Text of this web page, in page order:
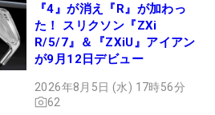
『4』が消え『R』が加わっ
た！ スリクソン『ZXi
R/5/7』＆『ZXiU』アイアン
が9月12日デビュー
2026年8月5日 (水) 17時56分
62